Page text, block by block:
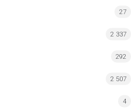
27
2 337
292
2 507
4